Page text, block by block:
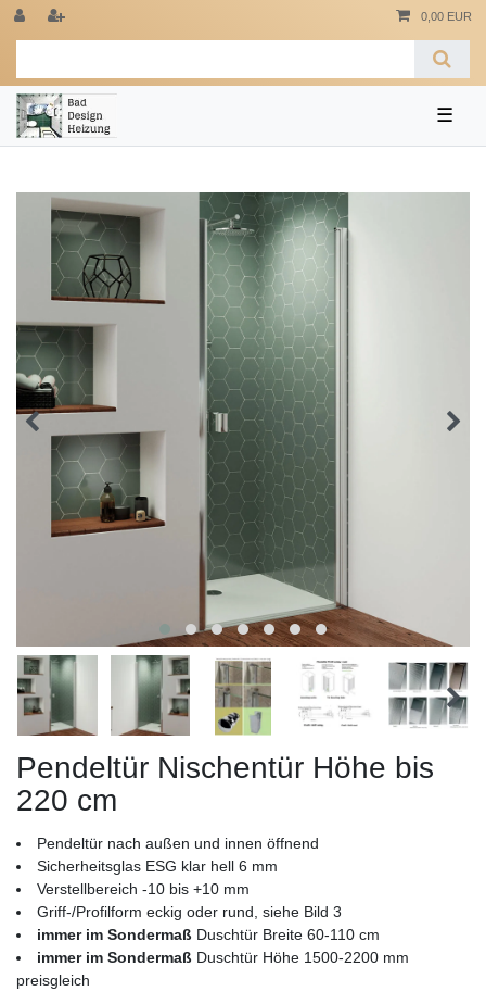
0,00 EUR
☰
Pendeltür Nischentür Höhe bis
220 cm
Pendeltür nach außen und innen öffnend
Sicherheitsglas ESG klar hell 6 mm
Verstellbereich -10 bis +10 mm
Griff-/Profilform eckig oder rund, siehe Bild 3
immer im Sondermaß Duschtür Breite 60-110 cm
immer im Sondermaß Duschtür Höhe 1500-2200 mm
preisgleich